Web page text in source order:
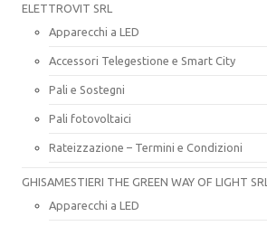
ELETTROVIT SRL
Apparecchi a LED
Accessori Telegestione e Smart City
Pali e Sostegni
Pali fotovoltaici
Rateizzazione – Termini e Condizioni
GHISAMESTIERI THE GREEN WAY OF LIGHT SRL
Apparecchi a LED